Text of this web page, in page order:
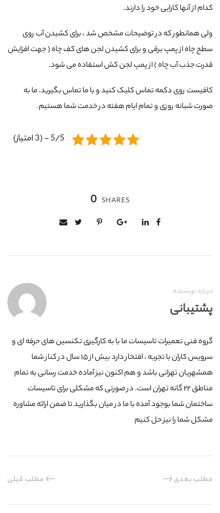
کدام از آنها کارایی خود را دارند.
ولی همانطور که در توضیحات مشخص شد ، برای کشیدن آب روی
سطح چاه از پمپ برقی و برای کشیدن لجن های کف چاه ( جهت افزایش
قدرت جذب آب چاه ) از پمپ لجن کش استفاده می شود.
کافیست روی دکمه تماس کلیک کنید و با ما تماس بگیرید. ما به
صورت شبانه روزی و تمام ایام هفته در خدمت شما هستیم.
5/5 - (3 امتیاز)
0 SHARES
درباره نویسنده
پشتیبانی
گروه فنی تعمیرات تاسیسات ما با به‌ کارگیری تکنسین های حرفه ای و
سرویس کاران با تجربه ، افتخار دارد بیش از ۱۵ سال در کنار شما
همشهریان تهرانی باشد و هم اکنون نیز آماده خدمت رسانی به تمام
مناطق ۲۲ گانه تهران است. در صورتی که مشکلی برای تاسیسات
ساختمان شما بوجود آمده با ما در میان بگذارید تا ضمن ارائه مشاوره
مشکل شما را نیز حل کنیم
مطلب قبلی مطلب بعدی